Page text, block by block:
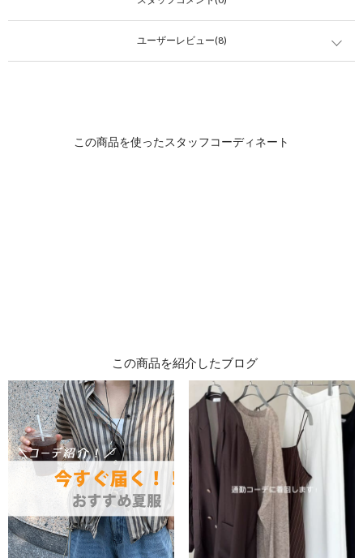
ユーザーレビュー(8)
この商品を紹介したブログ